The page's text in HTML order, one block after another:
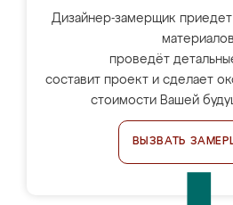
Дизайнер-замерщик
проведёт
составит проект и сделает
стоимости Вашей
ВЫЗВАТЬ